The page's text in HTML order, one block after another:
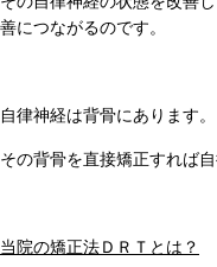
善につながるのです。
自律神経は背骨にあります。
その背骨を直接矯正すれば
当院の矯正法ＤＲＴとは？